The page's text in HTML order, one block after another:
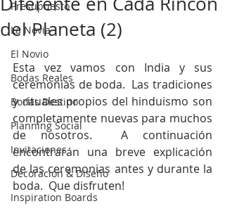
Presupuesto
La Novia
El Novio
Bodas Reales
Bodas Destino
Planning Social
Invitaciones
Decoración & Diseño
Inspiration Boards
del Planeta (2)
Esta vez vamos con India y sus
ceremonias de boda.  Las tradiciones
y rituales propios del hinduismo son
completamente nuevas para muchos
de nosotros.  A continuación
encontrarán una breve explicación
de las ceremonias antes y durante la
boda.  Que disfruten!